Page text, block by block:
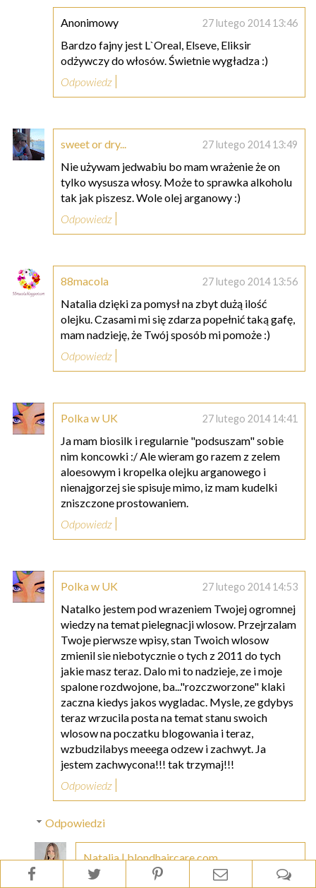
Anonimowy 27 lutego 2014 13:46
Bardzo fajny jest L`Oreal, Elseve, Eliksir
odżywczy do włosów. Świetnie wygładza :)
Odpowiedz
sweet or dry... 27 lutego 2014 13:49
Nie używam jedwabiu bo mam wrażenie że on
tylko wysusza włosy. Może to sprawka alkoholu
tak jak piszesz. Wole olej arganowy :)
Odpowiedz
88macola 27 lutego 2014 13:56
Natalia dzięki za pomysł na zbyt dużą ilość
olejku. Czasami mi się zdarza popełnić taką gafę,
mam nadzieję, że Twój sposób mi pomoże :)
Odpowiedz
Polka w UK 27 lutego 2014 14:41
Ja mam biosilk i regularnie "podsuszam" sobie
nim koncowki :/ Ale wieram go razem z zelem
aloesowym i kropelka olejku arganowego i
nienajgorzej sie spisuje mimo, iz mam kudelki
zniszczone prostowaniem.
Odpowiedz
Polka w UK 27 lutego 2014 14:53
Natalko jestem pod wrazeniem Twojej ogromnej
wiedzy na temat pielegnacji wlosow. Przejrzalam
Twoje pierwsze wpisy, stan Twoich wlosow
zmienil sie niebotycznie o tych z 2011 do tych
jakie masz teraz. Dalo mi to nadzieje, ze i moje
spalone rozdwojone, ba..."rozczworzone" klaki
zaczna kiedys jakos wygladac. Mysle, ze gdybys
teraz wrzucila posta na temat stanu swoich
wlosow na poczatku blogowania i teraz,
wzbudzilabys meeega odzew i zachwyt. Ja
jestem zachwycona!!! tak trzymaj!!!
Odpowiedz
Odpowiedzi
Natalia | blondhaircare.com
28 lutego 2014 00:15